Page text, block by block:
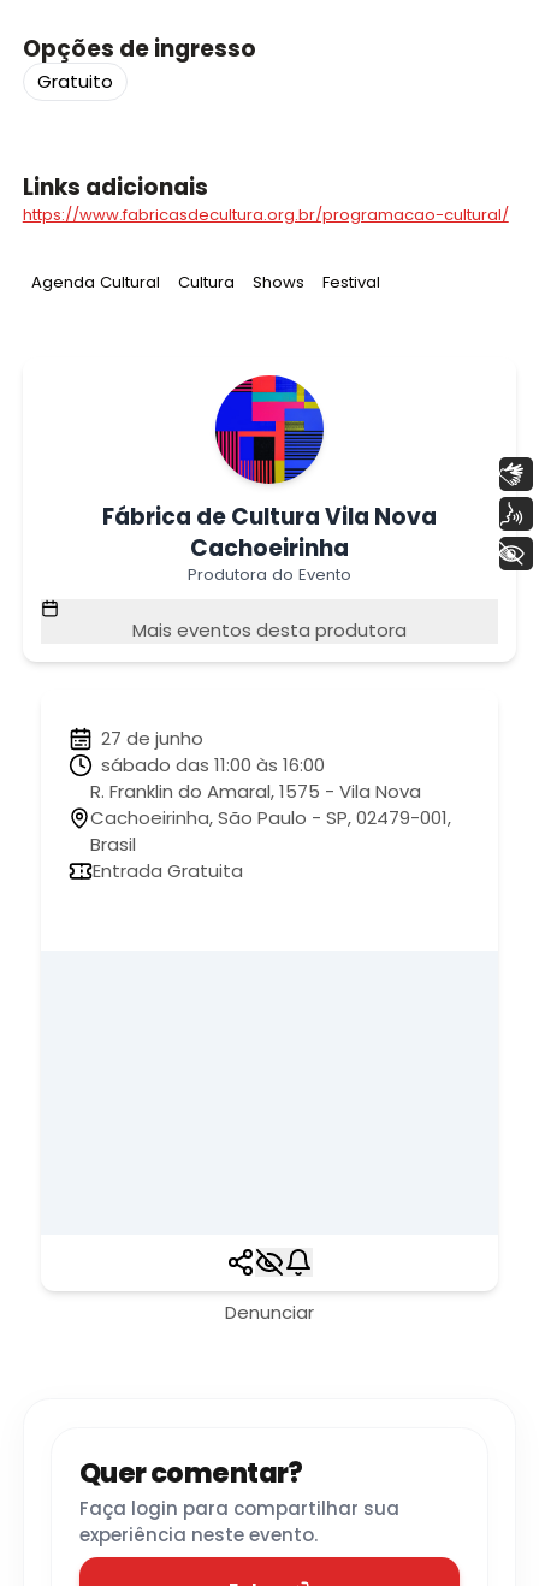
Opções de ingresso
Gratuito
Links adicionais
https://www.fabricasdecultura.org.br/programacao-cultural/
Tag:
Agenda Cultural Tag:
Cultura Tag:
Shows Tag:
Festival
Fábrica de Cultura Vila Nova
Cachoeirinha
Produtora do Evento
Mais eventos desta produtora
27 de junho
sábado das 11:00 às 16:00
R. Franklin do Amaral, 1575 - Vila Nova
Cachoeirinha, São Paulo - SP, 02479-001,
Brasil
Entrada Gratuita
Denunciar
Quer comentar?
Faça login para compartilhar sua
experiência neste evento.
Voz
+ Acessibilidade